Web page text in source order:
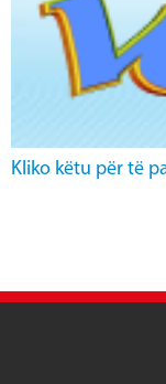
Kliko këtu për të